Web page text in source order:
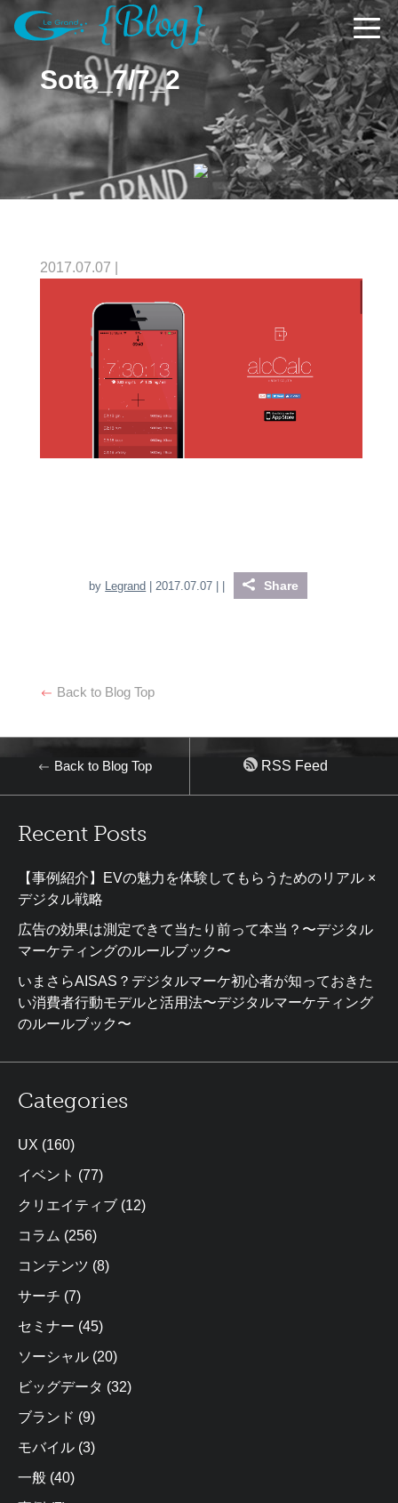
Sota_7/7_2
2017.07.07
by Legrand | 2017.07.07 | Share
Back to Blog Top
Back to Blog Top RSS Feed
Recent Posts
【事例紹介】EVの魅力を体験してもらうためのリアル ×
デジタル戦略
広告の効果は測定できて当たり前って本当？〜デジタル
マーケティングのルールブック〜
いまさらAISAS？デジタルマーケ初心者が知っておきた
い消費者行動モデルと活用法〜デジタルマーケティング
のルールブック〜
Categories
UX (160)
イベント (77)
クリエイティブ (12)
コラム (256)
コンテンツ (8)
サーチ (7)
セミナー (45)
ソーシャル (20)
ビッグデータ (32)
ブランド (9)
モバイル (3)
一般 (40)